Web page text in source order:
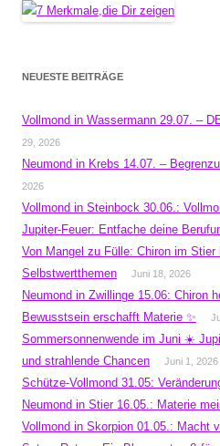
NEUESTE BEITRÄGE
Vollmond in Wassermann 29.07. –
29, 2026
Neumond in Krebs 14.07. –
2026
Vollmond in Steinbock 30.06.:
Jupiter-Feuer: Entfache deine
Von Mangel zu Fülle: Chiron im Stier
Selbstwertthemen
Juni 18, 2026
Neumond in Zwillinge 15.06: Chiron
Bewusstsein erschafft Materie ✨
Sommersonnenwende im Juni ☀️
und strahlende Chancen
Juni 1, 2026
Schütze-Vollmond 31.05:
Neumond in Stier 16.05.: Materie
Vollmond in Skorpion 01.05.: Macht